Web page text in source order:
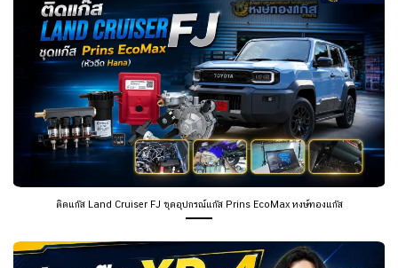
ติดแก๊ส Land Cruiser FJ ชุดอุปกรณ์แก๊ส Prins EcoMax หงษ์ทองแก๊ส